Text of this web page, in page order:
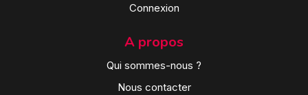
Connexion
A propos
Qui sommes-nous ?
Nous contacter